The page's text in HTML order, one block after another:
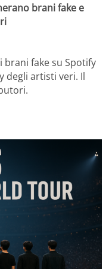
brani fake e
brani fake su Spotify
degli artisti veri. Il